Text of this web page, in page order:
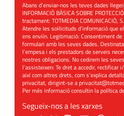
Abans d’enviar-nos les teves dades
INFORMACIÓ BÀSICA SOBRE
tractament: TOTMEDIA COMUNICACIÓ,
Atendre les sol·licituds d’informació que
ens enviïn. Legitimació: Consentiment
formulari amb les seves dades.
l’empesa i els prestadors de serveis
nostres obligacions. No cedirem les
l’assisteixen: Te dret a accedir, rectificar
així com altres drets, com s’explica
privacitat, dirigint-se a
Per més informació consultin lapolítica
Segueix-nos a les xarxes